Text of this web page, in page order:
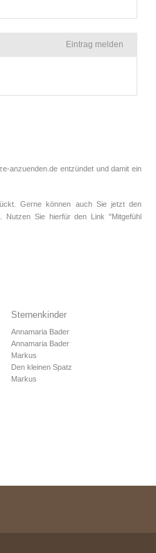
Eintrag melden
anzuenden.de entzündet und damit ein
Gerne können auch Sie jetzt den
Nutzen Sie hierfür den Link "Mitgefühl
Sternenkinder
Annamaria Bader
Annamaria Bader
Markus
Den kleinen Spatz
Markus